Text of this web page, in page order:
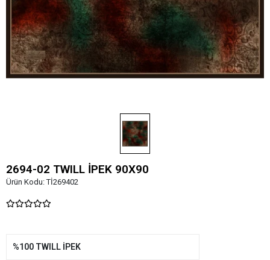
2694-02 TWILL İPEK 90X90
Ürün Kodu:Tİ269402
%100 TWILL İPEK